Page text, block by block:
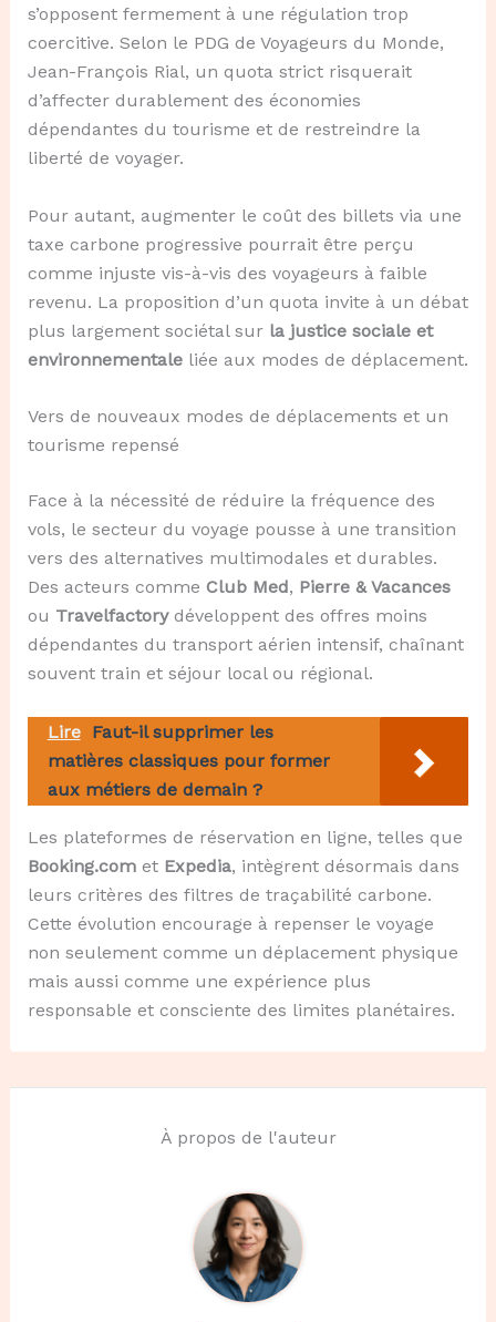
s’opposent fermement à une régulation trop
coercitive. Selon le PDG de Voyageurs du Monde,
Jean-François Rial, un quota strict risquerait
d’affecter durablement des économies
dépendantes du tourisme et de restreindre la
liberté de voyager.
Pour autant, augmenter le coût des billets via une
taxe carbone progressive pourrait être perçu
comme injuste vis-à-vis des voyageurs à faible
revenu. La proposition d’un quota invite à un débat
plus largement sociétal sur la justice sociale et
environnementaleliée aux modes de déplacement.
Vers de nouveaux modes de déplacements et un
tourisme repensé
Face à la nécessité de réduire la fréquence des
vols, le secteur du voyage pousse à une transition
vers des alternatives multimodales et durables.
Des acteurs comme Club Med, Pierre & Vacances
ou Travelfactorydéveloppent des offres moins
dépendantes du transport aérien intensif, chaînant
souvent train et séjour local ou régional.
Lire Faut-il supprimer les
matières classiques pour former
aux métiers de demain ?
Les plateformes de réservation en ligne, telles que
Booking.comet Expedia, intègrent désormais dans
leurs critères des filtres de traçabilité carbone.
Cette évolution encourage à repenser le voyage
non seulement comme un déplacement physique
mais aussi comme une expérience plus
responsable et consciente des limites planétaires.
À propos de l'auteur